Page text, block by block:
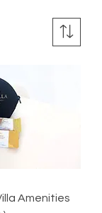
Amenities